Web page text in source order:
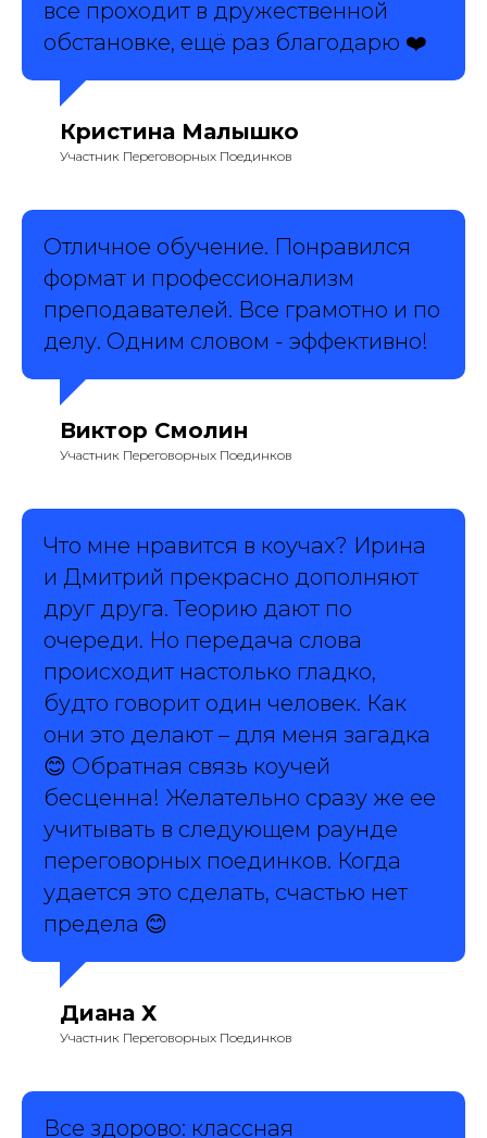
все проходит в дружественной
обстановке, ещё раз благодарю ❤️
Кристина Малышко
Участник Переговорных Поединков
Отличное обучение. Понравился
формат и профессионализм
преподавателей. Все грамотно и по
делу. Одним словом - эффективно!
Виктор Смолин
Участник Переговорных Поединков
Что мне нравится в коучах? Ирина
и Дмитрий прекрасно дополняют
друг друга. Теорию дают по
очереди. Но передача слова
происходит настолько гладко,
будто говорит один человек. Как
они это делают – для меня загадка
😊 Обратная связь коучей
бесценна! Желательно сразу же ее
учитывать в следующем раунде
переговорных поединков. Когда
удается это сделать, счастью нет
предела 😊
Диана Х
Участник Переговорных Поединков
Все здорово: классная